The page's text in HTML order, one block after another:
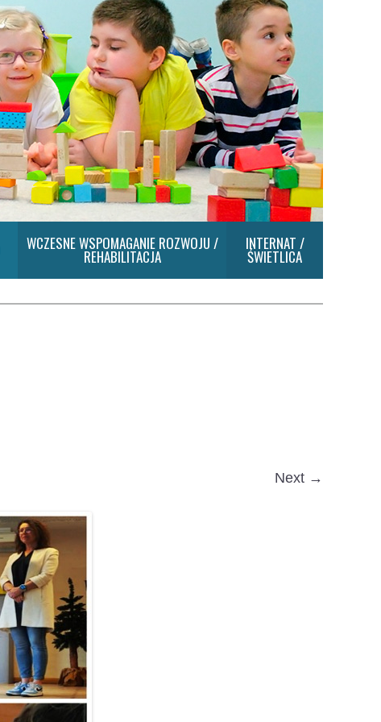
WCZESNE WSPOMAGANIE ROZWOJU /
REHABILITACJA
INTERNAT /
ŚWIETLICA
Next →